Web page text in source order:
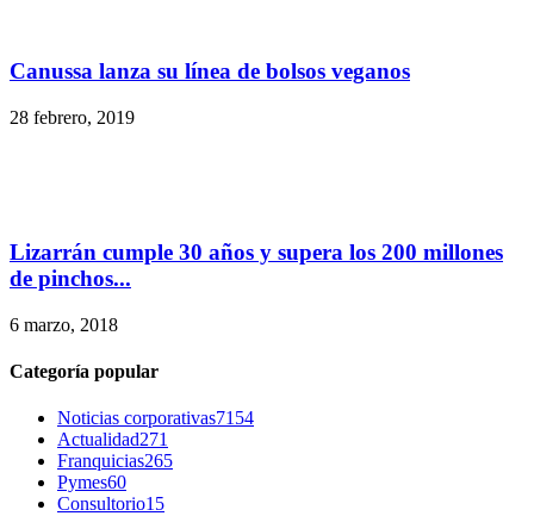
Canussa lanza su línea de bolsos veganos
28 febrero, 2019
Lizarrán cumple 30 años y supera los 200 millones
de pinchos...
6 marzo, 2018
Categoría popular
Noticias corporativas7154
Actualidad271
Franquicias265
Pymes60
Consultorio15